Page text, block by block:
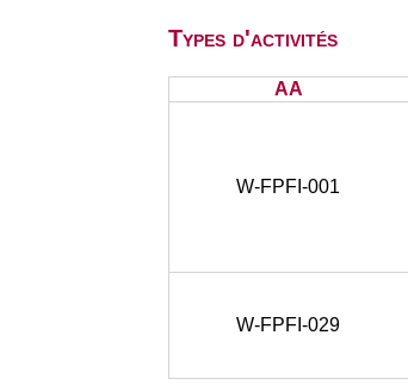
Types d'activités
AA
W-FPFI-001
W-FPFI-029